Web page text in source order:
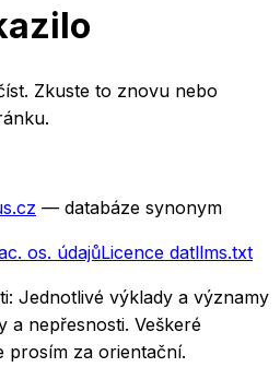
Zkuste to znovu nebo
— databáze synonym
os. údajůLicence datllms.txt
Jednotlivé výklady a významy
a nepřesnosti. Veškeré
prosím za orientační.